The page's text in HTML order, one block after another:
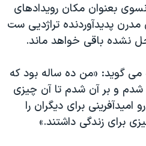
بعنوان مکان رویدادهای
پدیدآوردنده تراژدیی ست
نشده باقی خواهد ماند.
می گوید: «من ده ساله بود که
شدم و بر آن شدم تا آن چیزی
امیدآفرینی برای دیگران را
برای زندگی داشتند.»